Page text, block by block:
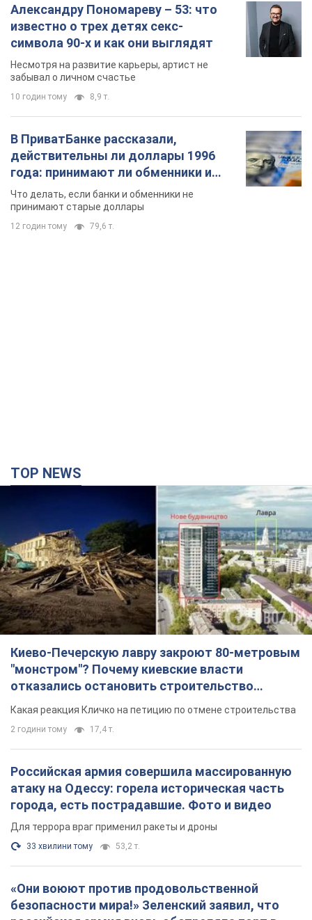
Украины и почему ее боялась Российская
империя: об этом не рассказывают в школе
Государственным символом являются только первый куплет
и припев песни
5 годин тому 21,2 т.
Александру Пономареву – 53: что
TOP NEWS
Киево-Печерскую лавру закроют 80-метровым
отказались остановить строительство
небоскреба "московского верующего"